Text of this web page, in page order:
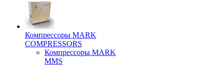
Компрессоры MARK
COMPRESSORS
Компрессоры MARK
MMS